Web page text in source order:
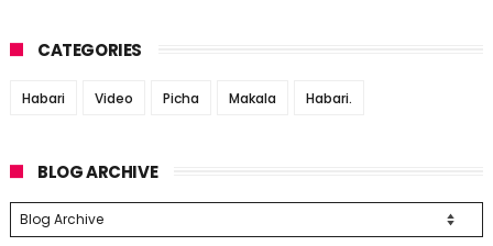
CATEGORIES
Habari Video Picha Makala Habari.
BLOG ARCHIVE